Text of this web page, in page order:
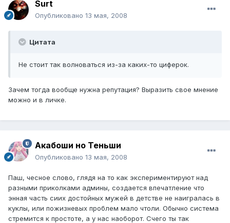
Surt
Опубликовано 13 мая, 2008
Цитата
Не стоит так волноваться из-за каких-то циферок.
Зачем тогда вообще нужна репутация? Выразить свое мнение
можно и в личке.
Акабоши но Теньши
Опубликовано 13 мая, 2008
Паш, чесное слово, глядя на то как экспериментируют над
разными приколками админы, создается впечатление что
энная часть сиих достойных мужей в детстве не наигралась в
куклы, или пожизневых проблем мало чтоли. Обычно система
стремится к простоте, а у нас наоборот. Счего ты так